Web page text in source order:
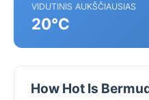
VIDUTINIS AUKŠČIAUSIAS
20°C
How Hot Is